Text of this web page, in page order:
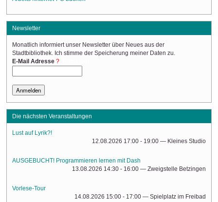
Newsletter
Monatlich informiert unser Newsletter über Neues aus der
Stadtbibliothek. Ich stimme der Speicherung meiner Daten zu.
E-Mail Adresse
Die nächsten Veranstaltungen
Lust auf Lyrik?!
12.08.2026 17:00 - 19:00 — Kleines Studio
AUSGEBUCHT! Programmieren lernen mit Dash
13.08.2026 14:30 - 16:00 — Zweigstelle Betzingen
Vorlese-Tour
14.08.2026 15:00 - 17:00 — Spielplatz im Freibad